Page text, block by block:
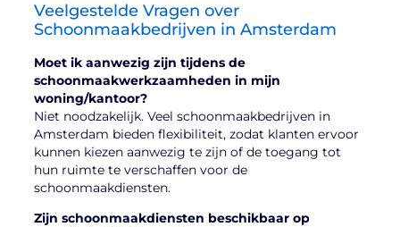
Veelgestelde Vragen over
Schoonmaakbedrijven in Amsterdam
Moet ik aanwezig zijn tijdens de
schoonmaakwerkzaamheden in mijn
woning/kantoor?
Niet noodzakelijk. Veel schoonmaakbedrijven in
Amsterdam bieden flexibiliteit, zodat klanten ervoor
kunnen kiezen aanwezig te zijn of de toegang tot
hun ruimte te verschaffen voor de
schoonmaakdiensten.
Zijn schoonmaakdiensten beschikbaar op